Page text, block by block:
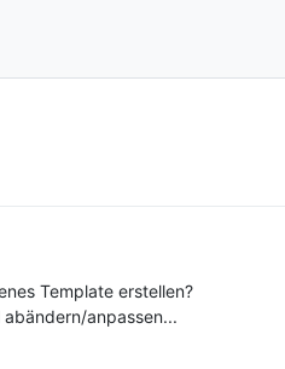
Template erstellen?
anpassen...